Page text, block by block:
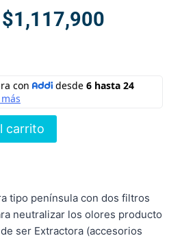
$1,117,900
carrito
tipo península con dos filtros
neutralizar los olores producto
ser Extractora (accesorios